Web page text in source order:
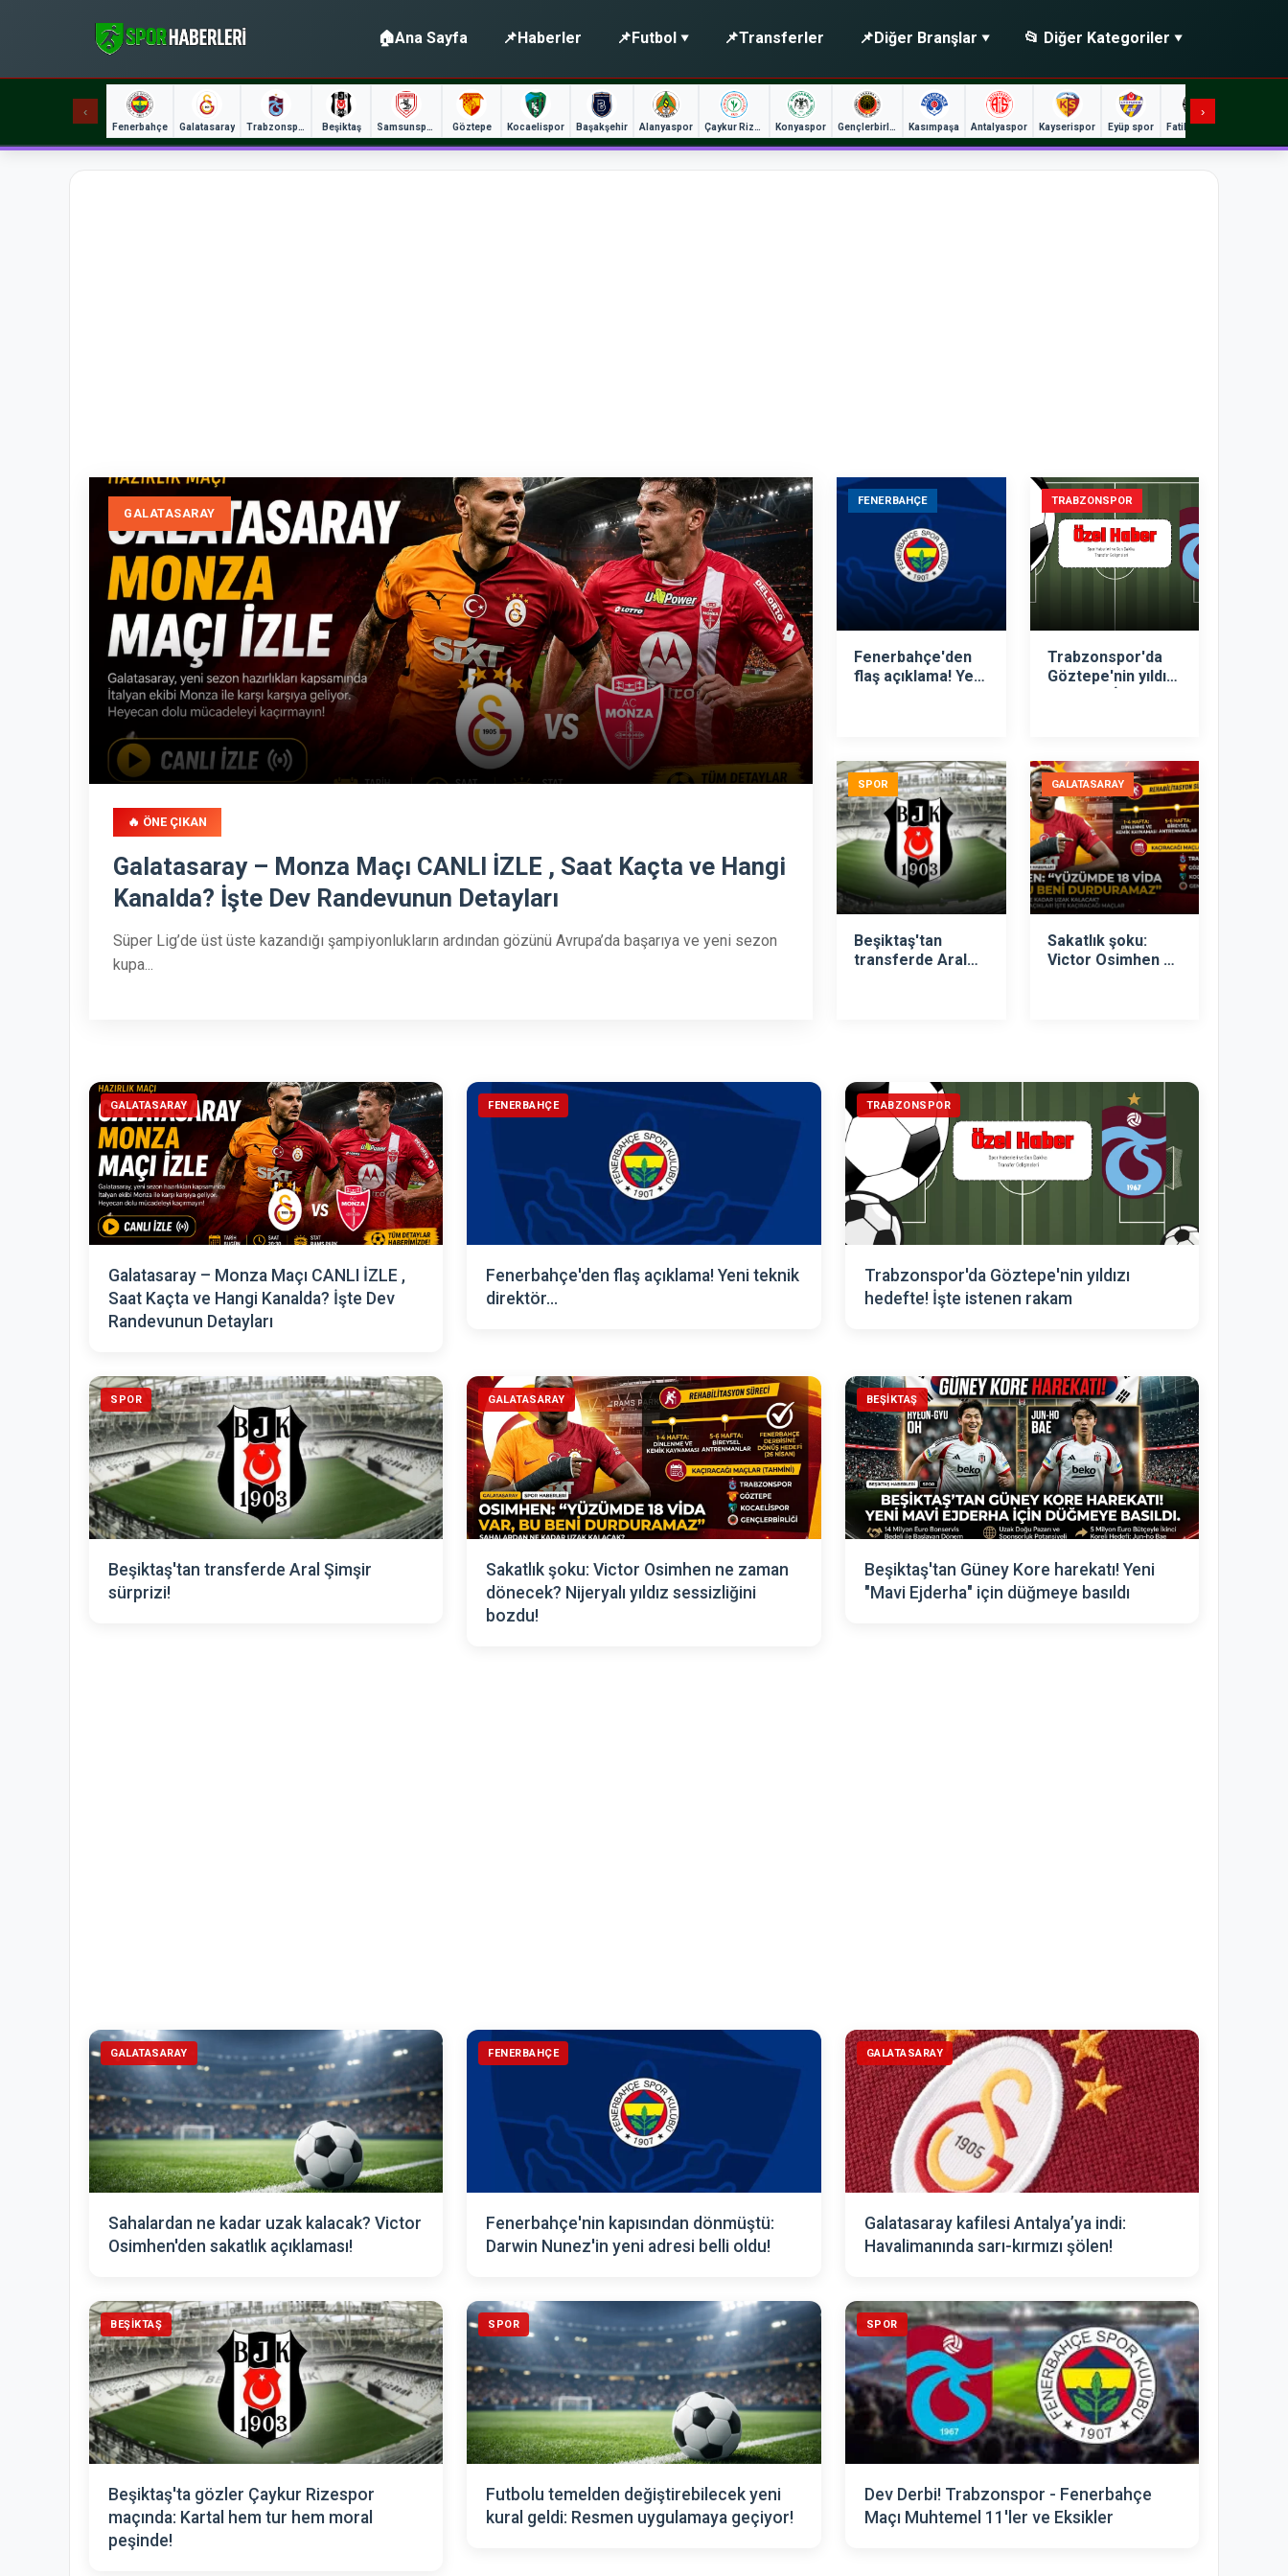
🏠Ana Sayfa 📌Haberler 📌Futbol 📌Transferler 📌Diğer Branşlar 📂 Diğer Kategoriler
‹
Fenerbahçe Galatasaray Trabzonspor Beşiktaş Samsunspor Göztepe Kocaelispor Başakşehir Alanyaspor Çaykur Rizespor Konyaspor Gençlerbirliği Kasımpaşa Antalyaspor Kayserispor Eyüp spor
›
GALATASARAY
🔥 ÖNE ÇIKAN
Galatasaray – Monza Maçı CANLI İZLE , Saat Kaçta ve Hangi
Kanalda? İşte Dev Randevunun Detayları
Süper Lig’de üst üste kazandığı şampiyonlukların ardından gözünü Avrupa’da başarıya ve yeni sezon
kupa...
FENERBAHÇE
Fenerbahçe'den
flaş açıklama! Yeni
TRABZONSPOR
Trabzonspor'da
Göztepe'nin yıldızı
SPOR
Beşiktaş'tan
transferde Aral
GALATASARAY
Sakatlık şoku:
Victor Osimhen ne
GALATASARAY
Galatasaray – Monza Maçı CANLI İZLE ,
Saat Kaçta ve Hangi Kanalda? İşte Dev
Randevunun Detayları
FENERBAHÇE
Fenerbahçe'den flaş açıklama! Yeni teknik
direktör...
TRABZONSPOR
Trabzonspor'da Göztepe'nin yıldızı
hedefte! İşte istenen rakam
SPOR
Beşiktaş'tan transferde Aral Şimşir
sürprizi!
GALATASARAY
Sakatlık şoku: Victor Osimhen ne zaman
dönecek? Nijeryalı yıldız sessizliğini
bozdu!
BEŞIKTAŞ
Beşiktaş'tan Güney Kore harekatı! Yeni
"Mavi Ejderha" için düğmeye basıldı
GALATASARAY
Sahalardan ne kadar uzak kalacak? Victor
Osimhen'den sakatlık açıklaması!
FENERBAHÇE
Fenerbahçe'nin kapısından dönmüştü:
Darwin Nunez'in yeni adresi belli oldu!
GALATASARAY
Galatasaray kafilesi Antalya’ya indi:
Havalimanında sarı-kırmızı şölen!
BEŞIKTAŞ
Beşiktaş'ta gözler Çaykur Rizespor
maçında: Kartal hem tur hem moral
peşinde!
SPOR
Futbolu temelden değiştirebilecek yeni
kural geldi: Resmen uygulamaya geçiyor!
SPOR
Dev Derbi! Trabzonspor - Fenerbahçe
Maçı Muhtemel 11'ler ve Eksikler